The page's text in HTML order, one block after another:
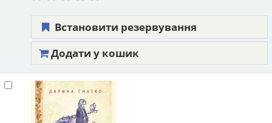
Встановити резервування
Додати у кошик